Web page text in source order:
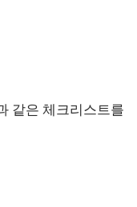
같은 체크리스트를